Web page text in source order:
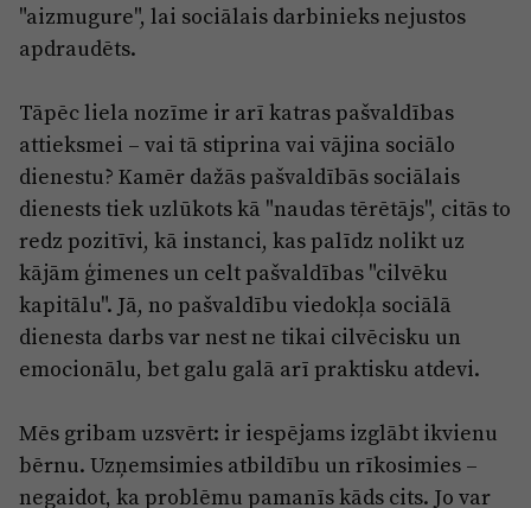
"aizmugure", lai sociālais darbinieks nejustos
apdraudēts.
Tāpēc liela nozīme ir arī katras pašvaldības
attieksmei – vai tā stiprina vai vājina sociālo
dienestu? Kamēr dažās pašvaldībās sociālais
dienests tiek uzlūkots kā "naudas tērētājs", citās to
redz pozitīvi, kā instanci, kas palīdz nolikt uz
kājām ģimenes un celt pašvaldības "cilvēku
kapitālu". Jā, no pašvaldību viedokļa sociālā
dienesta darbs var nest ne tikai cilvēcisku un
emocionālu, bet galu galā arī praktisku atdevi.
Mēs gribam uzsvērt: ir iespējams izglābt ikvienu
bērnu. Uzņemsimies atbildību un rīkosimies –
negaidot, ka problēmu pamanīs kāds cits. Jo var